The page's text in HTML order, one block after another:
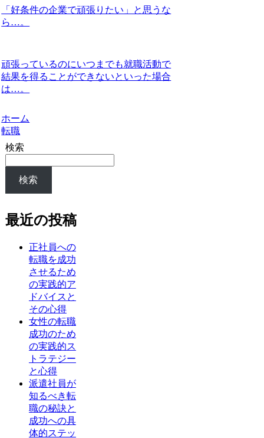
「好条件の企業で頑張りたい」と思うな
ら…。
頑張っているのにいつまでも就職活動で
結果を得ることができないといった場合
は…。
ホーム
転職
検索
検索
最近の投稿
正社員への
転職を成功
させるため
の実践的ア
ドバイスと
その心得
女性の転職
成功のため
の実践的ス
トラテジー
と心得
派遣社員が
知るべき転
職の秘訣と
成功への具
体的ステッ